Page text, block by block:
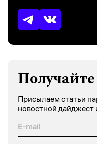
Присылаем статьи
новостной